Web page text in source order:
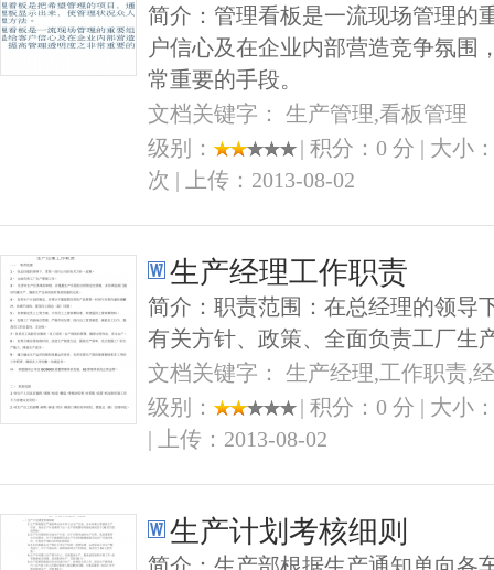
简介：管理看板是一流现场管理的
户信心及在企业内部营造竞争氛围
常重要的手段。
文档关键字： 生产管理,看板管理
级别：
| 积分：0 分 | 大小
次 | 上传：2013-08-02
生产经理工作职责
简介：职责范围：在总经理的领导
有关方针、政策、全面负责工厂生
文档关键字： 生产经理,工作职责,
级别：
| 积分：0 分 | 大小
| 上传：2013-08-02
生产计划考核细则